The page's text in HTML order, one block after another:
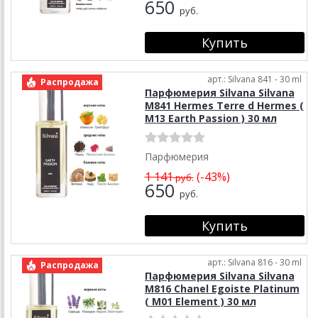
650 руб.
Распродажа арт.: Silvana 841 - 30 ml
Парфюмерия Silvana Silvana
M841 Hermes Terre d Hermes (
М13 Earth Passion ) 30 мл
Парфюмерия
1 141руб.(-43%)
650 руб.
Распродажа арт.: Silvana 816 - 30 ml
Парфюмерия Silvana Silvana
M816 Chanel Egoiste Platinum
( М01 Element ) 30 мл